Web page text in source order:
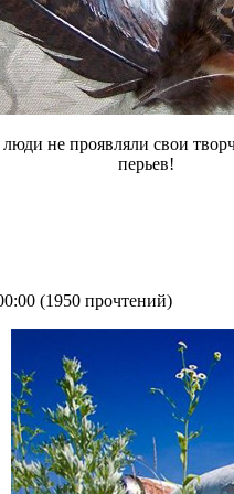
не проявляли свои
перьев!
(1950 прочтений)